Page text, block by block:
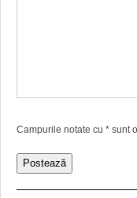
Campurile notate cu * sunt